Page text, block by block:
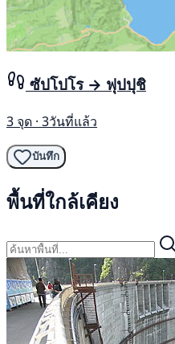
ซัปโปโร → ฟุปปุชิ
3 จุด · 3วันที่แล้ว
บันทึก
พื้นที่ใกล้เคียง